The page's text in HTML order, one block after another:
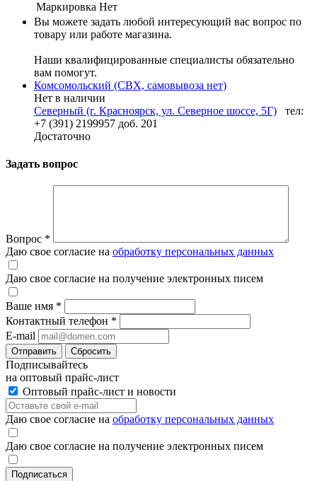
Маркировка Нет
Вы можете задать любой интересующий вас вопрос по
товару или работе магазина.
Наши квалифицированные специалисты обязательно
вам помогут.
Комсомольский (СВХ, самовывоза нет)
Нет в наличии
Северный (г. Красноярск, ул. Северное шоссе, 5Г)
тел:
+7 (391) 2199957 доб. 201
Достаточно
Задать вопрос
Вопрос *
Даю свое согласие на обработку персональных данных
Даю свое согласие на получение электронных писем
Ваше имя *
Контактный телефон *
E-mail
Отправить Сбросить
Подписывайтесь
на оптовый прайс-лист
Оптовый прайс-лист и новости
Даю свое согласие на обработку персональных данных
Даю свое согласие на получение электронных писем